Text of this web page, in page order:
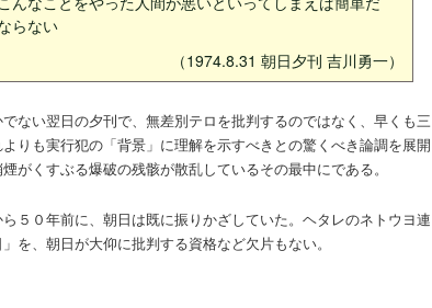
らない
（1974.8.31 朝日夕刊 吉川勇一）
ない翌日の夕刊で、無差別テロを批判するのではなく、早くも三
りも実行犯の「背景」に理解を示すべきとの驚くべき論調を展開
がくすぶる爆破の残骸が散乱しているその最中にである。
５０年前に、朝日は既に振りかざしていた。ヘタレのネトウヨ連
を、朝日が大仰に批判する資格など欠片もない。